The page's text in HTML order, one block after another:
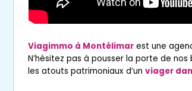
Viagimmo à Montélimarest une
N’hésitez pas à pousser la porte de
les atouts patrimoniaux d’un viager